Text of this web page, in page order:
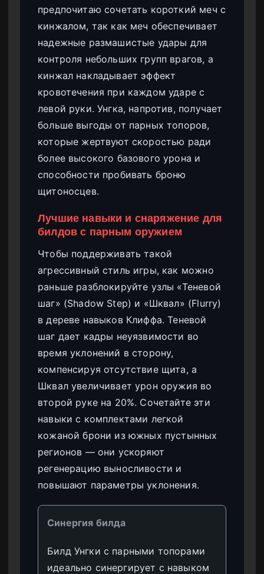
предпочитаю сочетать короткий меч с
кинжалом, так как меч обеспечивает
надежные размашистые удары для
контроля небольших групп врагов, а
кинжал накладывает эффект
кровотечения при каждом ударе с
левой руки. Унгка, напротив, получает
больше выгоды от парных топоров,
которые жертвуют скоростью ради
более высокого базового урона и
способности пробивать броню
щитоносцев.
Лучшие навыки и снаряжение для
билдов с парным оружием
Чтобы поддерживать такой
агрессивный стиль игры, как можно
раньше разблокируйте узлы «Теневой
шаг» (Shadow Step) и «Шквал» (Flurry)
в дереве навыков Клиффа. Теневой
шаг дает кадры неуязвимости во
время уклонений в сторону,
компенсируя отсутствие щита, а
Шквал увеличивает урон оружия во
второй руке на 20%. Сочетайте эти
навыки с комплектами легкой
кожаной брони из южных пустынных
регионов — они ускоряют
регенерацию выносливости и
повышают параметры уклонения.
Синергия билда
Билд Унгки с парными топорами
идеально синергирует с навыком